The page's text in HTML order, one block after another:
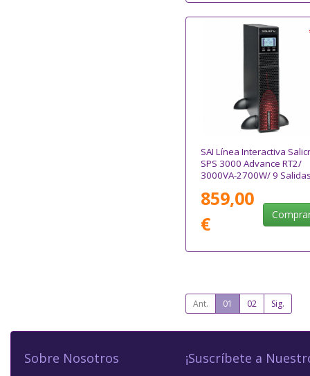
SAI Línea Interactiva
SPS 3000 Advance RT2/
3000VA-2700W/ 9
859,00
€
Ant. 01 02 Sig.
Sobre Nosotros ¡Suscríbete a